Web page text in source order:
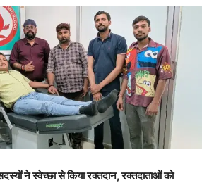
ने स्वेच्छा से किया रक्तदान, रक्तदाताओं को